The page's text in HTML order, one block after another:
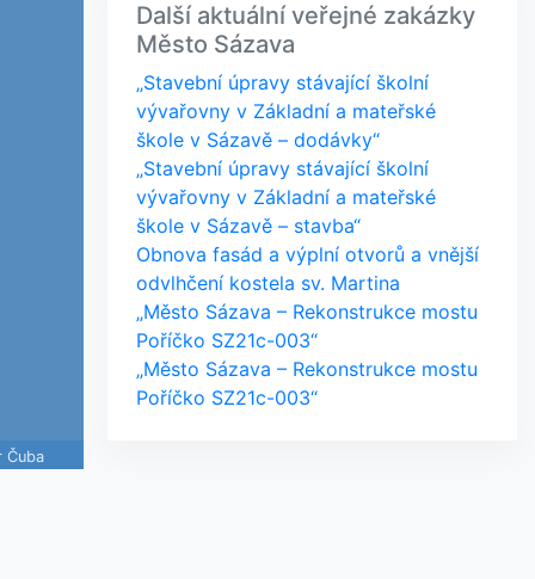
Čuba
Další aktuální veřejné zakázky
Město Sázava
„Stavební úpravy stávající školní
vývařovny v Základní a mateřské
škole v Sázavě – dodávky“
„Stavební úpravy stávající školní
vývařovny v Základní a mateřské
škole v Sázavě – stavba“
Obnova fasád a výplní otvorů a vnější
odvlhčení kostela sv. Martina
„Město Sázava – Rekonstrukce mostu
Poříčko SZ21c-003“
„Město Sázava – Rekonstrukce mostu
Poříčko SZ21c-003“